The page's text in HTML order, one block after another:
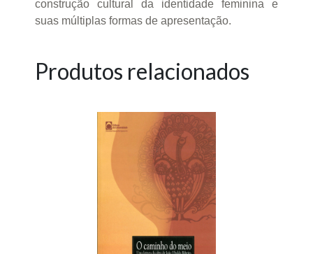
construção cultural da identidade feminina e
suas múltiplas formas de apresentação.
Produtos relacionados